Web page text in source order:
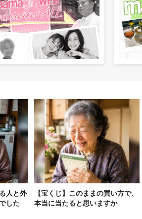
人と外
した
【宝くじ】このままの買い方で、
本当に当たると思いますか